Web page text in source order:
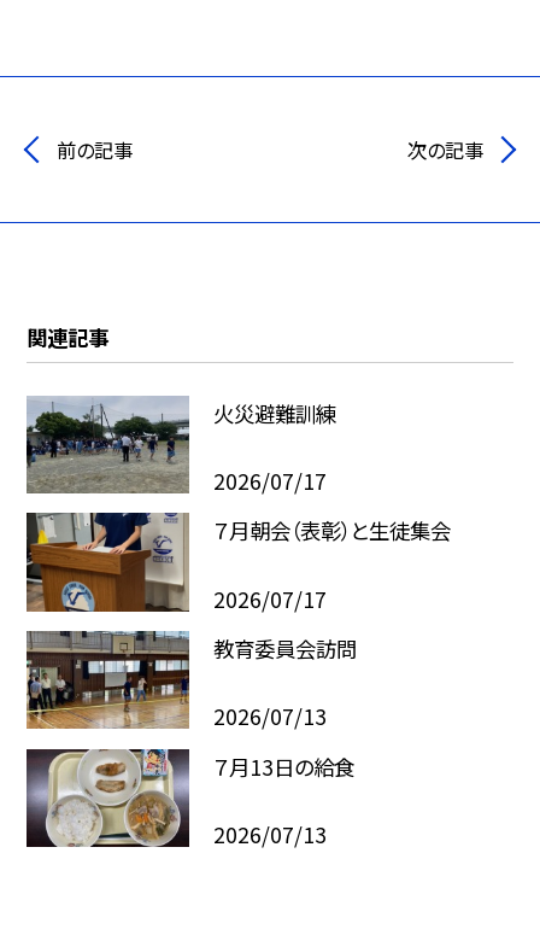
前の記事 次の記事
関連記事
火災避難訓練
2026/07/17
７月朝会（表彰）と生徒集会
2026/07/17
教育委員会訪問
2026/07/13
７月13日の給食
2026/07/13